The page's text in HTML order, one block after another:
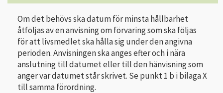
Om det behövs ska datum för minsta hållbarhet
åtföljas av en anvisning om förvaring som ska följas
för att livsmedlet ska hålla sig under den angivna
perioden. Anvisningen ska anges efter och i nära
anslutning till datumet eller till den hänvisning som
anger var datumet står skrivet. Se punkt 1 b i bilaga X
till samma förordning.